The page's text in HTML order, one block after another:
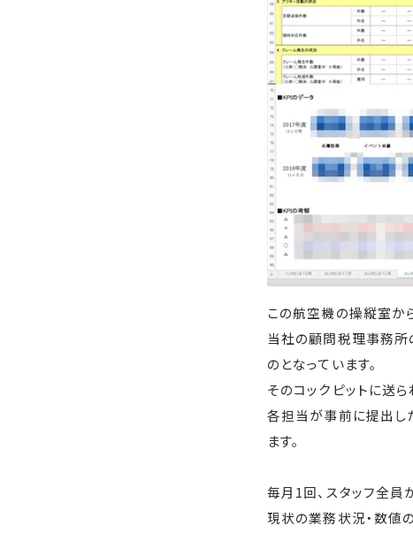
この航空機の操縦室か
当社の顧問税理事務所
のとなっています。
そのコックピットに送
各担当が事前に提出し
ます。
毎月1回、スタッフ全員
現状の業務状況・数値